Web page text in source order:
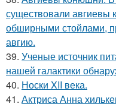
существовали
обширными стойлами,
авгию.
39. Ученые источник
нашей галактики
40. Носки XII века.
41. Актриса Анна